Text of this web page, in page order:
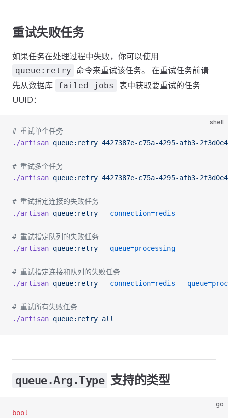
重试失败任务
如果任务在处理过程中失败，你可以使用
queue:retry 命令来重试该任务。 在重试任务前请
先从数据库 failed_jobs
表中获取要重试的任务
UUID：
shell
# 重试单个任务
./artisan queue:retry 4427387e-c75a-4295-afb3-
# 重试多个任务
./artisan queue:retry 4427387e-c75a-4295-afb3-
# 重试指定连接的失败任务
./artisan queue:retry --connection=redis
# 重试指定队列的失败任务
./artisan queue:retry --queue=processing
# 重试指定连接和队列的失败任务
./artisan queue:retry --connection=redis --
# 重试所有失败任务
./artisan queue:retry all
queue.Arg.Type 支持的类型
go
bool